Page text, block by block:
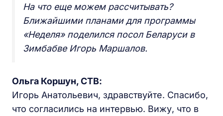
На что еще можем рассчитывать?
Ближайшими планами для программы
«Неделя» поделился посол Беларуси в
Зимбабве Игорь Маршалов.
Ольга Коршун, СТВ:
Игорь Анатольевич, здравствуйте. Спасибо,
что согласились на интервью. Вижу, что в